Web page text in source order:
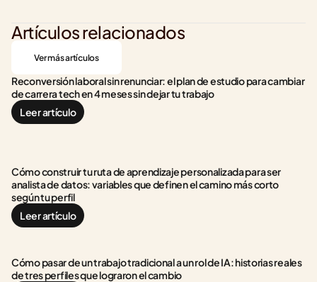
Artículos relacionados
Ver más artículos
Reconversión laboral sin renunciar: el plan de estudio para cambiar
de carrera tech en 4 meses sin dejar tu trabajo
Leer artículo
Cómo construir tu ruta de aprendizaje personalizada para ser
analista de datos: variables que definen el camino más corto
según tu perfil
Leer artículo
Cómo pasar de un trabajo tradicional a un rol de IA: historias reales
de tres perfiles que lograron el cambio